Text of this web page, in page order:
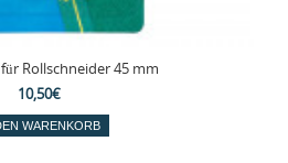
Rollschneider 45 mm
10,50€
WARENKORB